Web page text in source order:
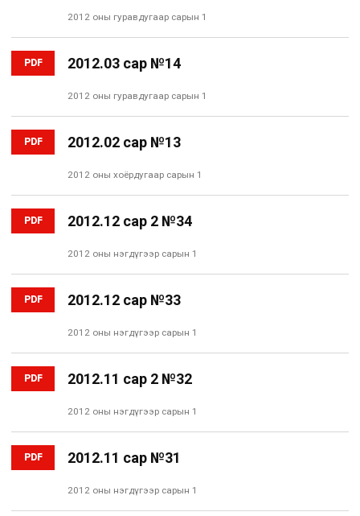
2012 оны гуравдугаар сарын 1
PDF 2012.03 сар №14
2012 оны гуравдугаар сарын 1
PDF 2012.02 сар №13
2012 оны хоёрдугаар сарын 1
PDF 2012.12 сар 2 №34
2012 оны нэгдүгээр сарын 1
PDF 2012.12 сар №33
2012 оны нэгдүгээр сарын 1
PDF 2012.11 сар 2 №32
2012 оны нэгдүгээр сарын 1
PDF 2012.11 сар №31
2012 оны нэгдүгээр сарын 1